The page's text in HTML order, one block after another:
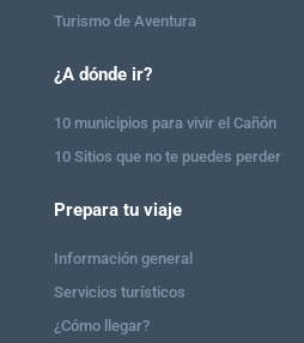
Turismo de Aventura
¿A dónde ir?
10 municipios para vivir el Cañón
10 Sitios que no te puedes perder
Prepara tu viaje
Información general
Servicios turísticos
¿Cómo llegar?